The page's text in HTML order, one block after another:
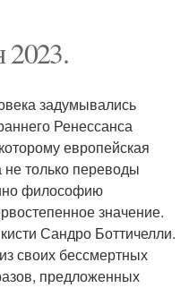
2023.
задумывались
Ренессанса
европейская
только переводы
философию
значение.
Сандро Боттичелли.
своих бессмертных
предложенных